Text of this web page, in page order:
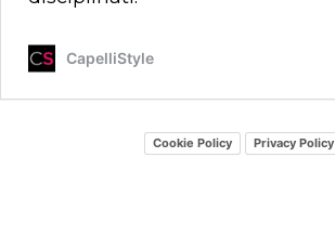
CapelliStyle
Cookie Policy Privacy Policy